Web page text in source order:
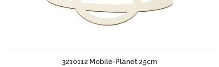
3210112 Mobile-Planet 25cm